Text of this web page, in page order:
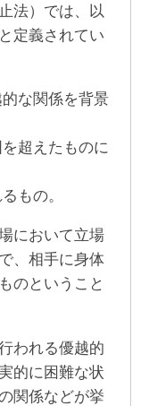
法）では、以
定義されてい
な関係を背景
超えたものに
もの。
において立場
、相手に身体
のということ
われる優越的
的に困難な状
関係などが挙